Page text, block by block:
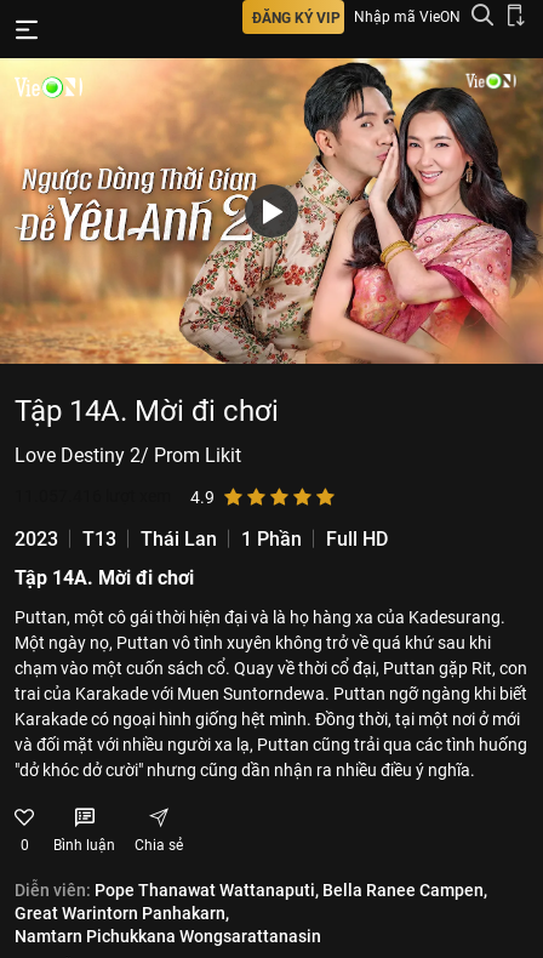
ĐĂNG KÝ VIP Nhập mã VieON
Tập 14A. Mời đi chơi
Love Destiny 2/ Prom Likit
4.9
2023 T13 Thái Lan 1 Phần
Full HD
Tập 14A. Mời đi chơi
Puttan, một cô gái thời hiện đại và là họ hàng xa của Kadesurang.
Một ngày nọ, Puttan vô tình xuyên không trở về quá khứ sau khi
chạm vào một cuốn sách cổ. Quay về thời cổ đại, Puttan gặp Rit, con
trai của Karakade với Muen Suntorndewa. Puttan ngỡ ngàng khi biết
Karakade có ngoại hình giống hệt mình. Đồng thời, tại một nơi ở mới
và đối mặt với nhiều người xa lạ, Puttan cũng trải qua các tình huống
"dở khóc dở cười" nhưng cũng dần nhận ra nhiều điều ý nghĩa.
0 Bình luận Chia sẻ
Diễn viên: Pope Thanawat Wattanaputi, Bella Ranee Campen,
Great Warintorn Panhakarn,
Namtarn Pichukkana Wongsarattanasin